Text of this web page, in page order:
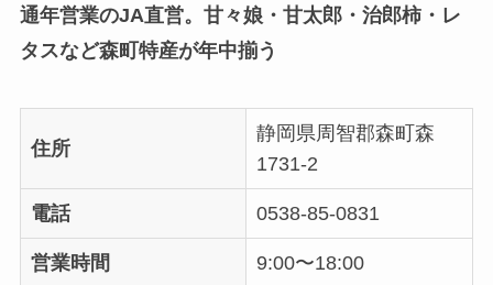
通年営業のJA直営。甘々娘・甘太郎・治郎柿・レ
タスなど森町特産が年中揃う
住所
静岡県周智郡森町森
1731-2
電話 0538-85-0831
営業時間 9:00〜18:00